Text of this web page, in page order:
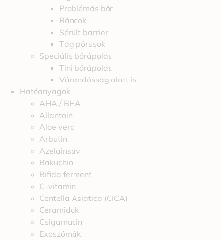
Problémás bőr
Ráncok
Sérült barrier
Tág pórusok
Speciális bőrápolás
Tini bőrápolás
Várandósság alatt is
Hatóanyagok
AHA / BHA
Allantoin
Aloe vera
Arbutin
Azelainsav
Bakuchiol
Bifida ferment
C-vitamin
Centella Asiatica (CICA)
Ceramidok
Csigamucin
Exoszómák